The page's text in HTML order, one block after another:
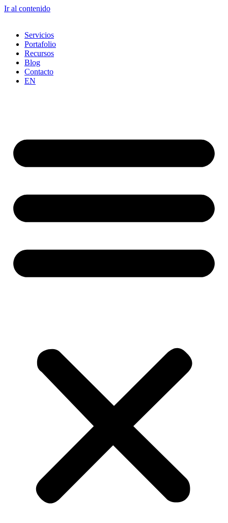
Ir al contenido
Servicios
Portafolio
Recursos
Blog
Contacto
EN